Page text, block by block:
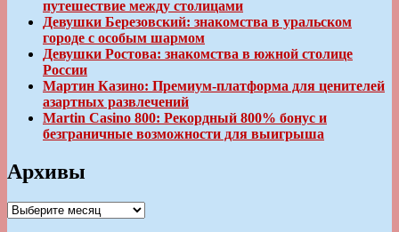
путешествие между столицами
Девушки Березовский: знакомства в уральском
городе с особым шармом
Девушки Ростова: знакомства в южной столице
России
Мартин Казино: Премиум-платформа для ценителей
азартных развлечений
Martin Casino 800: Рекордный 800% бонус и
безграничные возможности для выигрыша
Архивы
Архивы